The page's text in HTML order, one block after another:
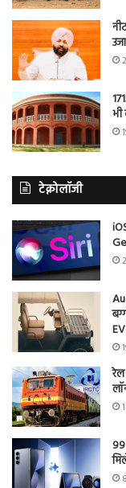
भी
टेक्नोलॉजी
EV